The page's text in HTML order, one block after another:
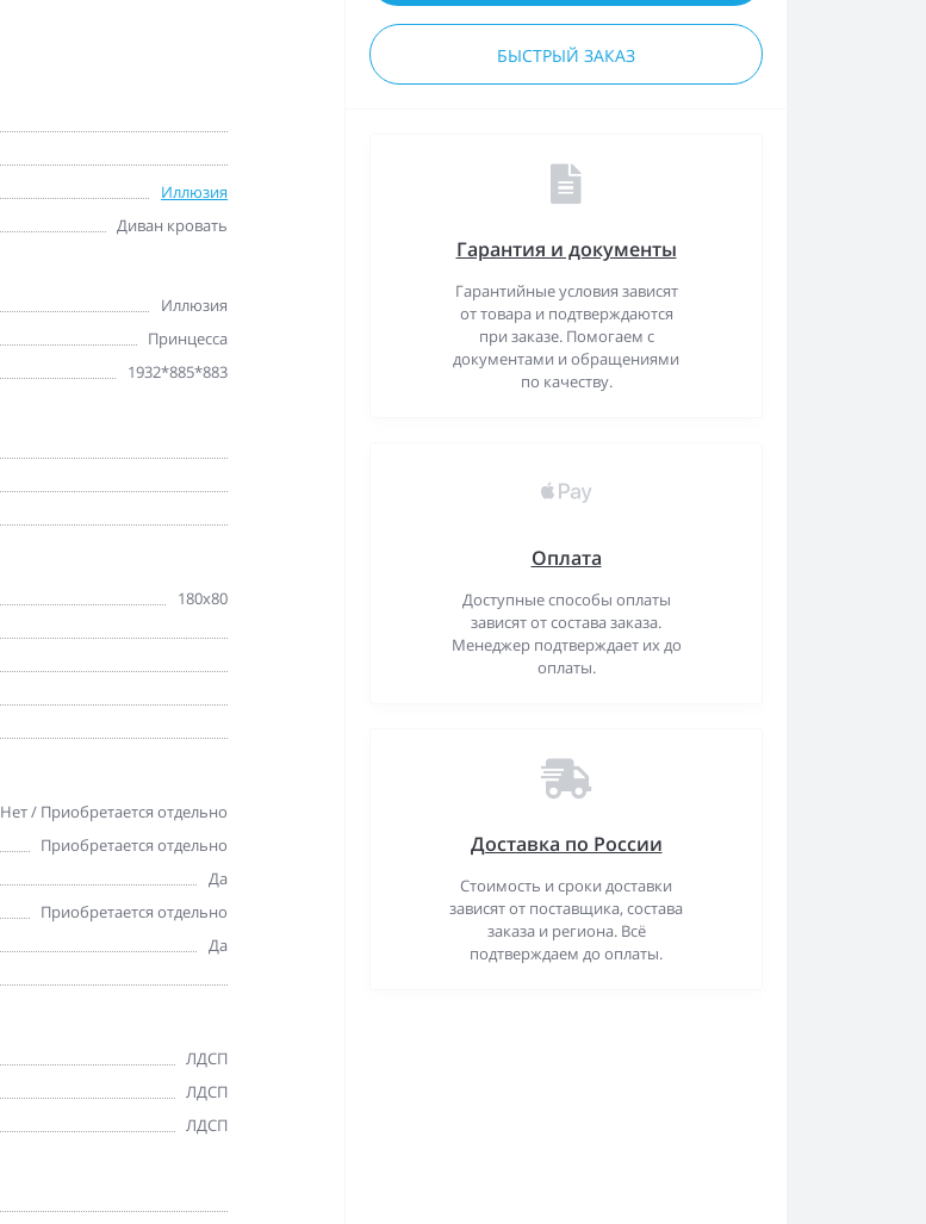
Иллюзия
Диван кровать
Иллюзия
Принцесса
1932*885*883
180х80
Нет / Приобретается отдельно
Приобретается отдельно
Да
Приобретается отдельно
Да
ЛДСП
ЛДСП
ЛДСП
БЫСТРЫЙ ЗАКАЗ
Гарантия и документы
Гарантийные условия зависят
от товара и подтверждаются
при заказе. Помогаем с
документами и обращениями
по качеству.
Оплата
Доступные способы оплаты
зависят от состава заказа.
Менеджер подтверждает их до
оплаты.
Доставка по России
Стоимость и сроки доставки
зависят от поставщика, состава
заказа и региона. Всё
подтверждаем до оплаты.